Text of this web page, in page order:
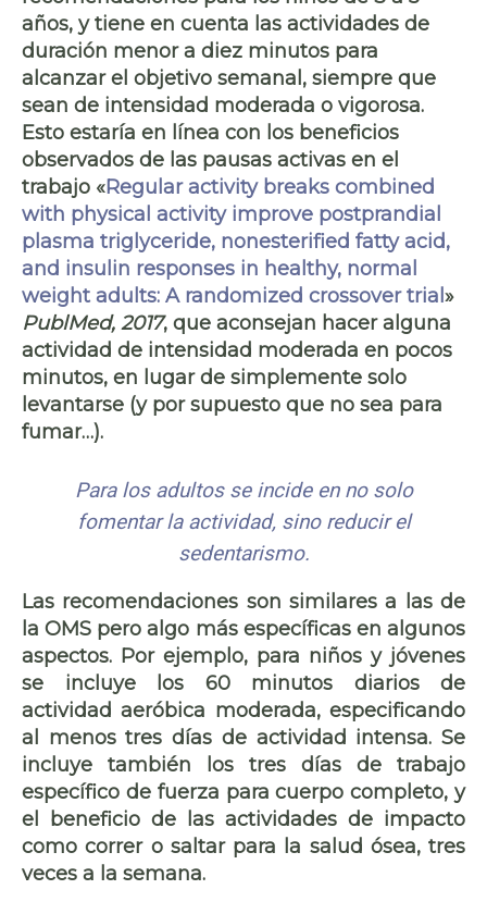
años, y tiene en cuenta las actividades de
duración menor a diez minutos para
alcanzar el objetivo semanal, siempre que
sean de intensidad moderada o vigorosa.
Esto estaría en línea con los beneficios
observados de las pausas activas en el
trabajo «Regular activity breaks combined
with physical activity improve postprandial
plasma triglyceride, nonesterified fatty acid,
and insulin responses in healthy, normal
weight adults: A randomized crossover trial »
PublMed, 2017, que aconsejan hacer alguna
actividad de intensidad moderada en pocos
minutos, en lugar de simplemente solo
levantarse (y por supuesto que no sea para
fumar…).
Para los adultos se incide en no solo
fomentar la actividad, sino reducir el
sedentarismo.
Las recomendaciones son similares a las de
la OMS pero algo más específicas en algunos
aspectos. Por ejemplo, para niños y jóvenes
se incluye los 60 minutos diarios de
actividad aeróbica moderada, especificando
al menos tres días de actividad intensa. Se
incluye también los tres días de trabajo
específico de fuerza para cuerpo completo, y
el beneficio de las actividades de impacto
como correr o saltar para la salud ósea, tres
veces a la semana.